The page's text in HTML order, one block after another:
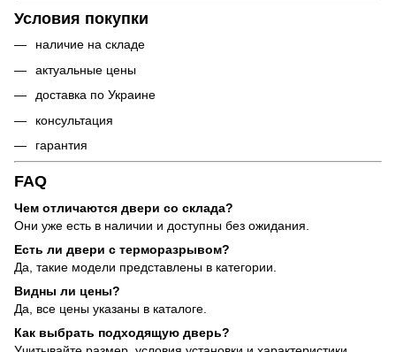
Условия покупки
наличие на складе
актуальные цены
доставка по Украине
консультация
гарантия
FAQ
Чем отличаются двери со склада?
Они уже есть в наличии и доступны без ожидания.
Есть ли двери с терморазрывом?
Да, такие модели представлены в категории.
Видны ли цены?
Да, все цены указаны в каталоге.
Как выбрать подходящую дверь?